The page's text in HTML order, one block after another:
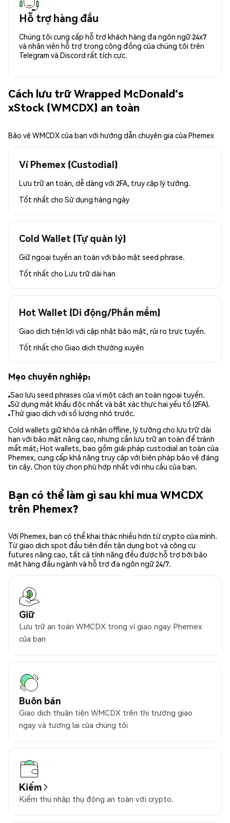
Hỗ trợ hàng đầu
Chúng tôi cung cấp hỗ trợ khách hàng đa ngôn ngữ 24x7
và nhân viên hỗ trợ trong cộng đồng của chúng tôi trên
Telegram và Discord rất tích cực.
Cách lưu trữ Wrapped McDonald's
xStock (WMCDX) an toàn
Bảo vệ WMCDX của bạn với hướng dẫn chuyên gia của Phemex
Ví Phemex (Custodial)
Lưu trữ an toàn, dễ dàng với 2FA, truy cập lý tưởng.
Tốt nhất cho Sử dụng hàng ngày
Cold Wallet (Tự quản lý)
Giữ ngoại tuyến an toàn với bảo mật seed phrase.
Tốt nhất cho Lưu trữ dài hạn
Hot Wallet (Di động/Phần mềm)
Giao dịch tiện lợi với cập nhật bảo mật, rủi ro trực tuyến.
Tốt nhất cho Giao dịch thường xuyên
Mẹo chuyên nghiệp:
Sao lưu seed phrases của ví một cách an toàn ngoại tuyến.
Sử dụng mật khẩu độc nhất và bật xác thực hai yếu tố (2FA).
Thử giao dịch với số lượng nhỏ trước.
Cold wallets giữ khóa cá nhân offline, lý tưởng cho lưu trữ dài
hạn với bảo mật nâng cao, nhưng cần lưu trữ an toàn để tránh
mất mát; Hot wallets, bao gồm giải pháp custodial an toàn của
Phemex, cung cấp khả năng truy cập với biện pháp bảo vệ đáng
tin cậy. Chọn tùy chọn phù hợp nhất với nhu cầu của bạn.
Bạn có thể làm gì sau khi mua WMCDX
trên Phemex?
Với Phemex, bạn có thể khai thác nhiều hơn từ crypto của mình.
Từ giao dịch spot đầu tiên đến tận dụng bot và công cụ
futures nâng cao, tất cả tính năng đều được hỗ trợ bởi bảo
mật hàng đầu ngành và hỗ trợ đa ngôn ngữ 24/7.
Giữ
Lưu trữ an toàn WMCDX trong ví giao ngay Phemex
của bạn
Buôn bán
Giao dịch thuận tiện WMCDX trên thị trường giao
ngay và tương lai của chúng tôi
Kiếm
Kiếm thu nhập thụ động an toàn với crypto.